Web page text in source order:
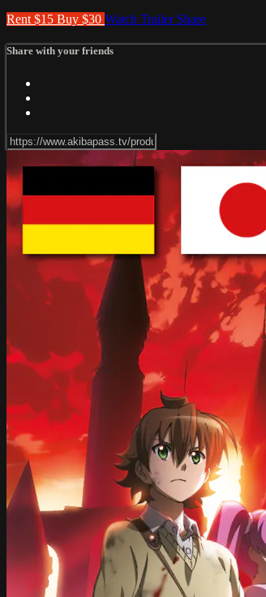
Rent $15 Buy $30 Watch Trailer Share
Share with your friends